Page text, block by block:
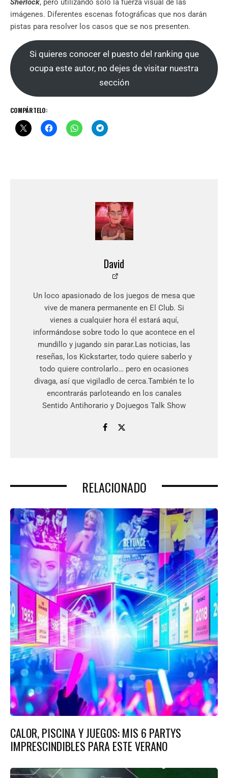
Sherlock, pero utilizando solo la fuerza visual de las
imágenes. Diferentes escenas fotográficas que nos darán
pistas para resolver los casos que se nos presenten.
Si quieres conocer el puesto del ranking que
ocupa este autor, no dejes de visitar nuestra
sección
COMPÁRTELO:
David
Un loco apasionado de los juegos de mesa que
vive de manera permanente en El Club. Si
vienes a cualquier hora él estará aquí,
informándose sobre todo lo que acontece en el
mundillo y jugando sin parar.Las noticias, las
reseñas, los Kickstarter, todo quiere saberlo y
todo quiere controlarlo… pero en ocasiones
divaga, así que vigiladlo de cerca.También te lo
encontrarás parloteando en los canales
Sentido Antihorario y Dojuegos Talk Show
RELACIONADO
CALOR, PISCINA Y JUEGOS: MIS 6 PARTYS
IMPRESCINDIBLES PARA ESTE VERANO